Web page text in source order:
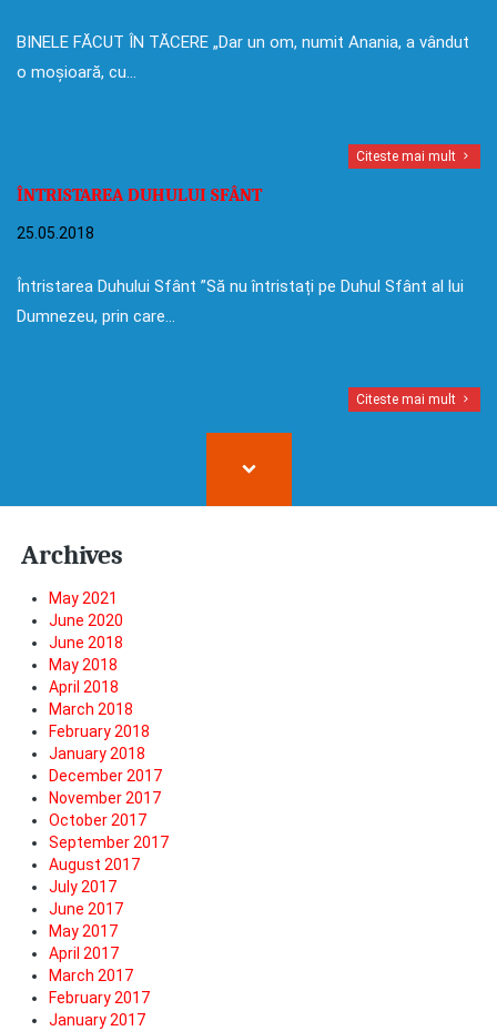
BINELE FĂCUT ÎN TĂCERE „Dar un om, numit Anania, a vândut
o moșioară, cu…
Citeste mai mult
ÎNTRISTAREA DUHULUI SFÂNT
25.05.2018
Întristarea Duhului Sfânt ”Să nu întristați pe Duhul Sfânt al lui
Dumnezeu, prin care…
Citeste mai mult
Archives
May 2021
June 2020
June 2018
May 2018
April 2018
March 2018
February 2018
January 2018
December 2017
November 2017
October 2017
September 2017
August 2017
July 2017
June 2017
May 2017
April 2017
March 2017
February 2017
January 2017